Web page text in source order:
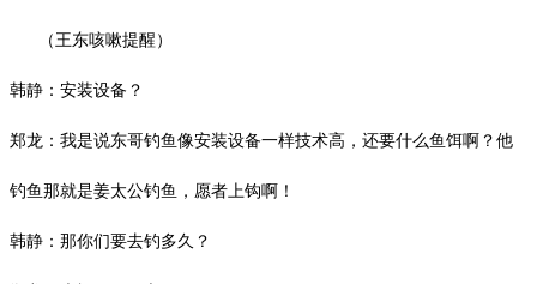
（王东咳嗽提醒）
韩静：安装设备？
郑龙：我是说东哥钓鱼像安装设备一样技术高，还要什么鱼饵啊？他
钓鱼那就是姜太公钓鱼，愿者上钩啊！
韩静：那你们要去钓多久？